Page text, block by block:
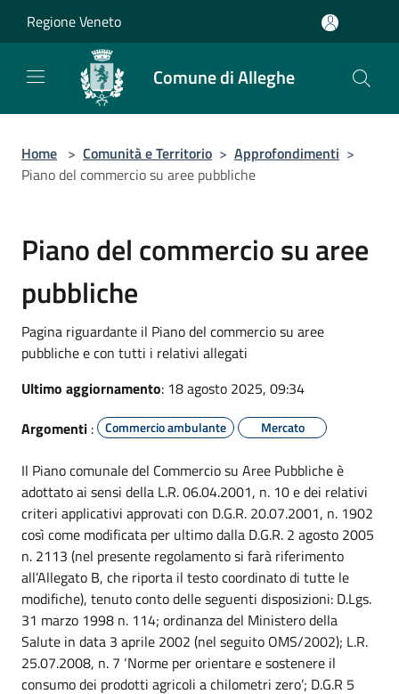
Regione Veneto
Comune di Alleghe
Home > Comunità e Territorio > Approfondimenti >
Piano del commercio su aree pubbliche
Piano del commercio su aree
pubbliche
Pagina riguardante il Piano del commercio su aree
pubbliche e con tutti i relativi allegati
Ultimo aggiornamento: 18 agosto 2025, 09:34
Argomenti : Commercio ambulante Mercato
Il Piano comunale del Commercio su Aree Pubbliche è
adottato ai sensi della L.R. 06.04.2001, n. 10 e dei relativi
criteri applicativi approvati con D.G.R. 20.07.2001, n. 1902
così come modificata per ultimo dalla D.G.R. 2 agosto 2005
n. 2113 (nel presente regolamento si farà riferimento
all’Allegato B, che riporta il testo coordinato di tutte le
modifiche), tenuto conto delle seguenti disposizioni: D.Lgs.
31 marzo 1998 n. 114; ordinanza del Ministero della
Salute in data 3 aprile 2002 (nel seguito OMS/2002); L.R.
25.07.2008, n. 7 ‘Norme per orientare e sostenere il
consumo dei prodotti agricoli a chilometri zero’; D.G.R 5